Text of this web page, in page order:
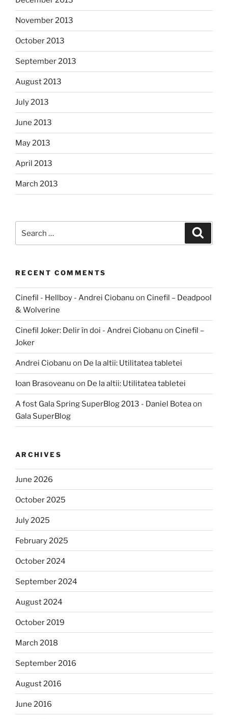
November 2013
October 2013
September 2013
August 2013
July 2013
June 2013
May 2013
April 2013
March 2013
for:
RECENT COMMENTS
Cinefil - Hellboy - Andrei Ciobanu on Cinefil – Deadpool
& Wolverine
Cinefil Joker: Delir în doi - Andrei Ciobanu on Cinefil –
Joker
Andrei Ciobanu on De la altii: Utilitatea tabletei
Ioan Brasoveanu on De la altii: Utilitatea tabletei
A fost Gala Spring SuperBlog 2013 - Daniel Boteaon
Gala SuperBlog
ARCHIVES
June 2026
October 2025
July 2025
February 2025
October 2024
September 2024
August 2024
October 2019
March 2018
September 2016
August 2016
June 2016